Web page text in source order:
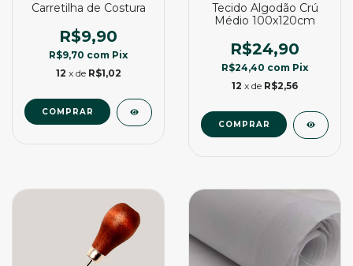
Carretilha de Costura
R$9,90
R$9,70 com Pix
12 x de R$1,02
Tecido Algodão Crú
Médio 100x120cm
R$24,90
R$24,40 com Pix
12 x de R$2,56